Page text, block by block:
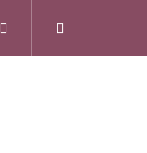
Přihlášení